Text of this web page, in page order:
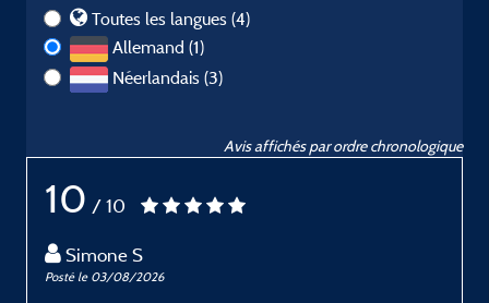
Toutes les langues (4)
Allemand (1)
Néerlandais (3)
Avis affichés par ordre chronologique
10 / 10
Simone S
Posté le 03/08/2026